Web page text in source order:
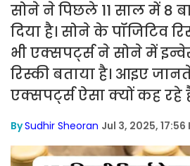
सोने ने पिछले 11 साल में 8
दिया है। सोने के पॉजिटिव
भी एक्सपर्ट्स ने सोने में
रिस्की बताया है। आइए
एक्सपर्ट्स ऐसा क्यों कह रहे
BySudhir Sheoran Jul 3, 2025, 17:56